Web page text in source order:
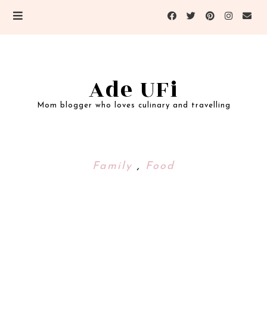
Ade UFi
Mom blogger who loves culinary and travelling
Family , Food